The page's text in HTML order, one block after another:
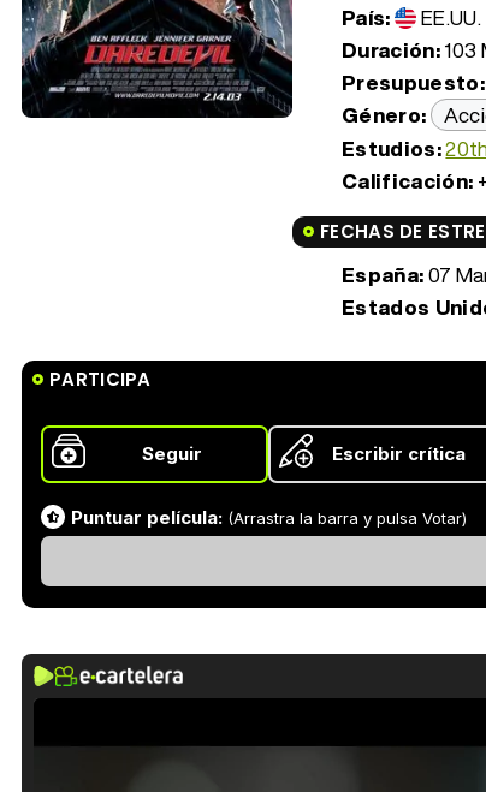
País:
EE.UU.
Duración:103
Presupuesto:
Género:
Estudios:
Calificación:
FECHAS DE
España:07
Estados
PARTICIPA
Seguir Escribir crítica
Puntuar película: (Arrastra la barra y pulsa Votar)